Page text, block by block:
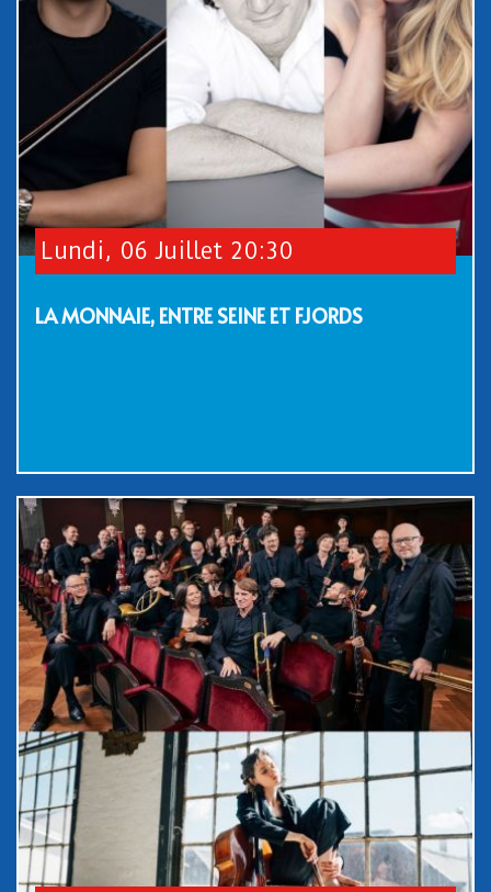
Lundi, 06 Juillet 20:30
LA MONNAIE, ENTRE SEINE ET FJORDS